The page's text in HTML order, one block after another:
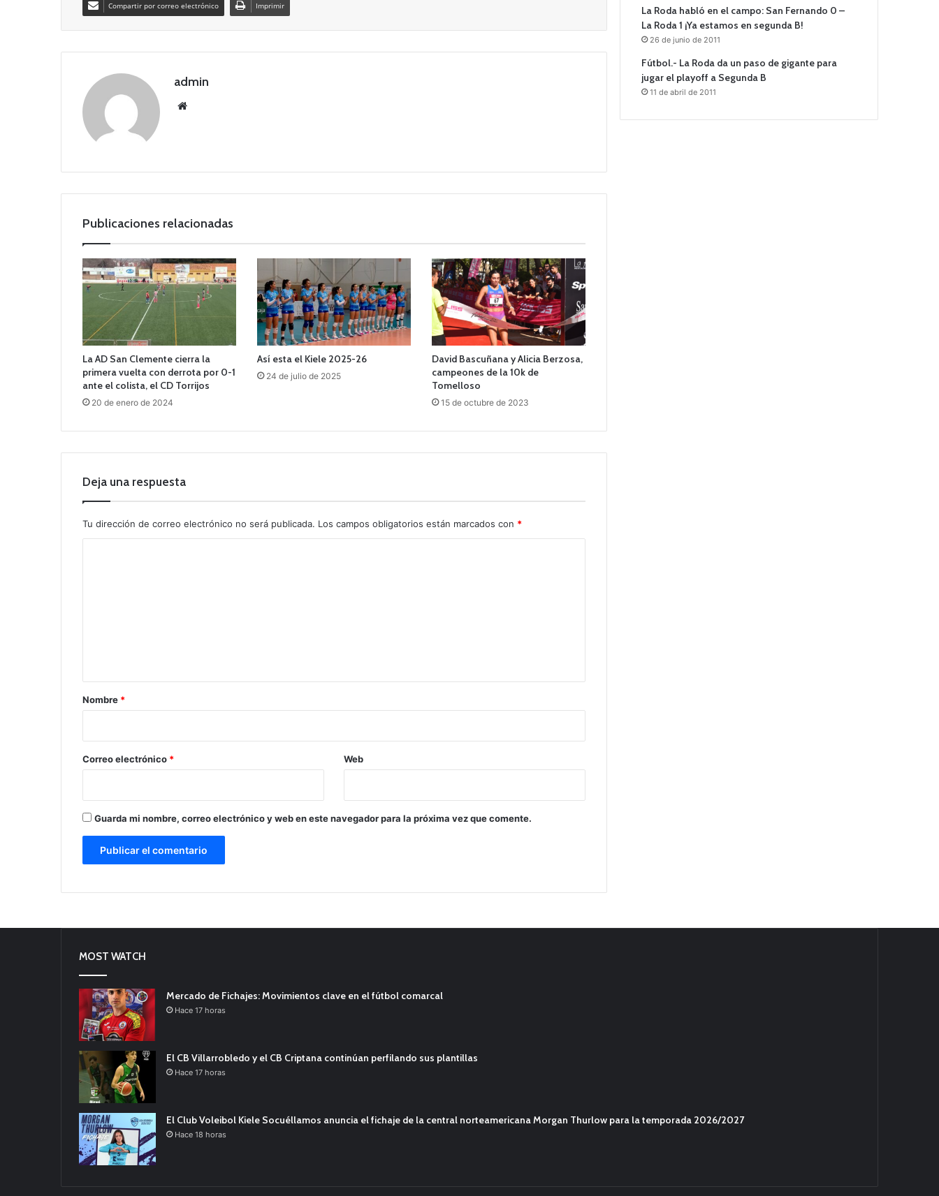
Compartir por correo electrónico Imprimir
admin
Publicaciones relacionadas
La AD San Clemente cierra la
primera vuelta con derrota por 0-1
ante el colista, el CD Torrijos
20 de enero de 2024
Así esta el Kiele 2025-26
24 de julio de 2025
David Bascuñana y Alicia Berzosa,
campeones de la 10k de
Tomelloso
15 de octubre de 2023
Deja una respuesta
Tu dirección de correo electrónico no será publicada. Los campos obligatorios están marcados con *
r
*
Nombre *
Correo electrónico * Web
Guarda mi nombre, correo electrónico y web en este navegador para la próxima vez que comente.
La Roda habló en el campo: San Fernando 0 –
La Roda 1 ¡Ya estamos en segunda B!
26 de junio de 2011
Fútbol.- La Roda da un paso de gigante para
jugar el playoff a Segunda B
11 de abril de 2011
MOST WATCH
Mercado de Fichajes: Movimientos clave en el fútbol comarcal
Hace 17 horas
El CB Villarrobledo y el CB Criptana continúan perfilando sus plantillas
Hace 17 horas
El Club Voleibol Kiele Socuéllamos anuncia el fichaje de la central norteamericana Morgan Thurlow para la temporada 2026/2027
Hace 18 horas